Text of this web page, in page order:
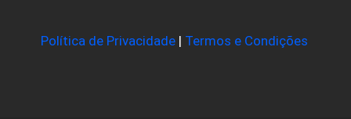
Política de Privacidade| Termos e Condições